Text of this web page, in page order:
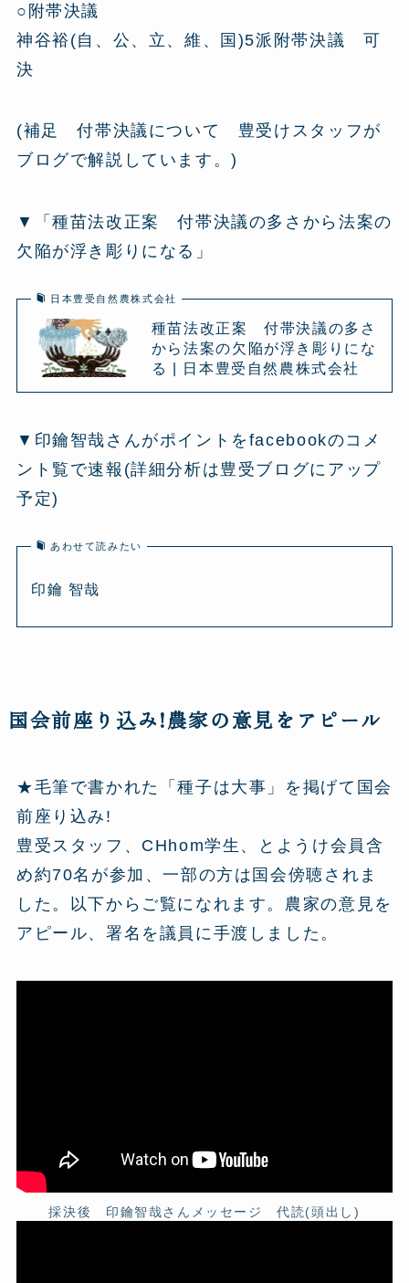
○附帯決議
神谷裕(自、公、立、維、国)5派附帯決議 可
決
(補足 付帯決議について 豊受けスタッフが
ブログで解説しています。)
▼「種苗法改正案 付帯決議の多さから法案の
欠陥が浮き彫りになる」
日本豊受自然農株式会社
種苗法改正案 付帯決議の多さ
から法案の欠陥が浮き彫りにな
る | 日本豊受自然農株式会社
▼印鑰智哉さんがポイントをfacebookのコメ
ント覧で速報(詳細分析は豊受ブログにアップ
予定)
あわせて読みたい
印鑰 智哉
国会前座り込み!農家の意見をアピール
★毛筆で書かれた「種子は大事」を掲げて国会
前座り込み!
豊受スタッフ、CHhom学生、とようけ会員含
め約70名が参加、一部の方は国会傍聴されま
した。以下からご覧になれます。農家の意見を
アピール、署名を議員に手渡しました。
採決後 印鑰智哉さんメッセージ 代読(頭出し)